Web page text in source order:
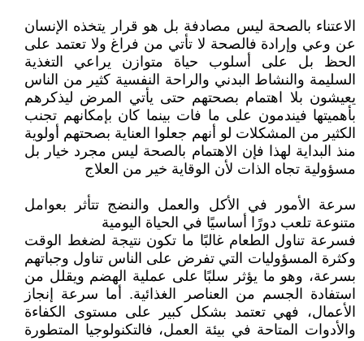
الاعتناء بالصحة ليس مصادفة بل هو قرار يتخذه الإنسان
عن وعي وإرادة فالصحة لا تأتي من فراغ ولا تعتمد على
الحظ بل على أسلوب حياة متوازن يراعي التغذية
السليمة والنشاط البدني والراحة النفسية كثير من الناس
يعيشون بلا اهتمام بصحتهم حتى يأتي المرض ليذكرهم
بأهميتها فيندمون على ما فات بينما كان بإمكانهم تجنب
الكثير من المشكلات لو أنهم جعلوا العناية بصحتهم أولوية
منذ البداية لهذا فإن الاهتمام بالصحة ليس مجرد خيار بل
مسؤولية تجاه الذات لأن الوقاية خير من العلاج
سرعة الأمور في الأكل والعمل والنضج تتأثر بعوامل
متنوعة تلعب دورًا أساسيًا في الحياة اليومية
فسرعة تناول الطعام غالبًا ما تكون نتيجة لضغط الوقت
وكثرة المسؤوليات التي تفرض على الناس تناول وجباتهم
بسرعة، وهو ما يؤثر سلبًا على عملية الهضم ويقلل من
استفادة الجسم من العناصر الغذائية. أما سرعة إنجاز
الأعمال، فهي تعتمد بشكل كبير على مستوى الكفاءة
والأدوات المتاحة في بيئة العمل، فالتكنولوجيا المتطورة